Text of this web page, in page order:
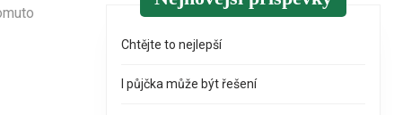
Chtějte to nejlepší
I půjčka může být řešení